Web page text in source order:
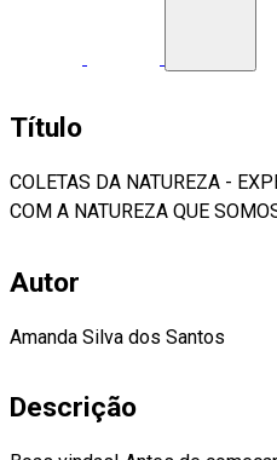
Título
COLETAS DA NATUREZA -
COM A NATUREZA QUE
Autor
Amanda Silva dos Santos
Descrição